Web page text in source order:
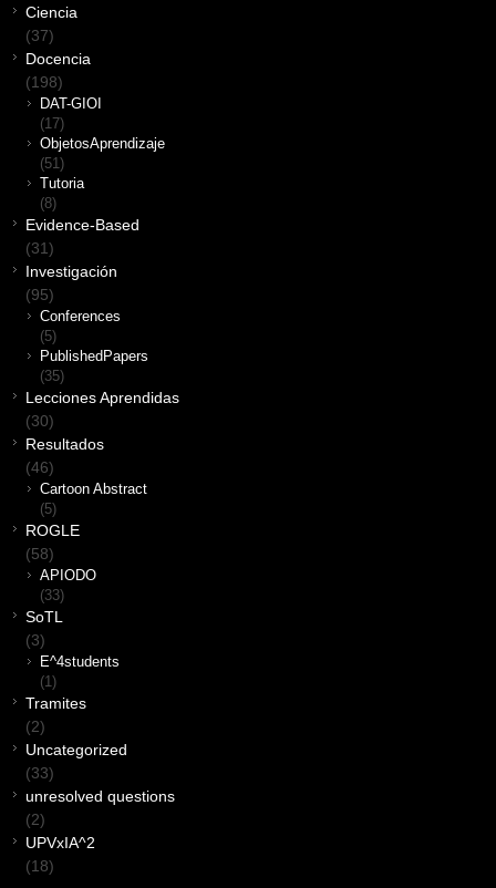
Ciencia
(37)
Docencia
(198)
DAT-GIOI
(17)
ObjetosAprendizaje
(51)
Tutoria
(8)
Evidence-Based
(31)
Investigación
(95)
Conferences
(5)
PublishedPapers
(35)
Lecciones Aprendidas
(30)
Resultados
(46)
Cartoon Abstract
(5)
ROGLE
(58)
APIODO
(33)
SoTL
(3)
E^4students
(1)
Tramites
(2)
Uncategorized
(33)
unresolved questions
(2)
UPVxIA^2
(18)